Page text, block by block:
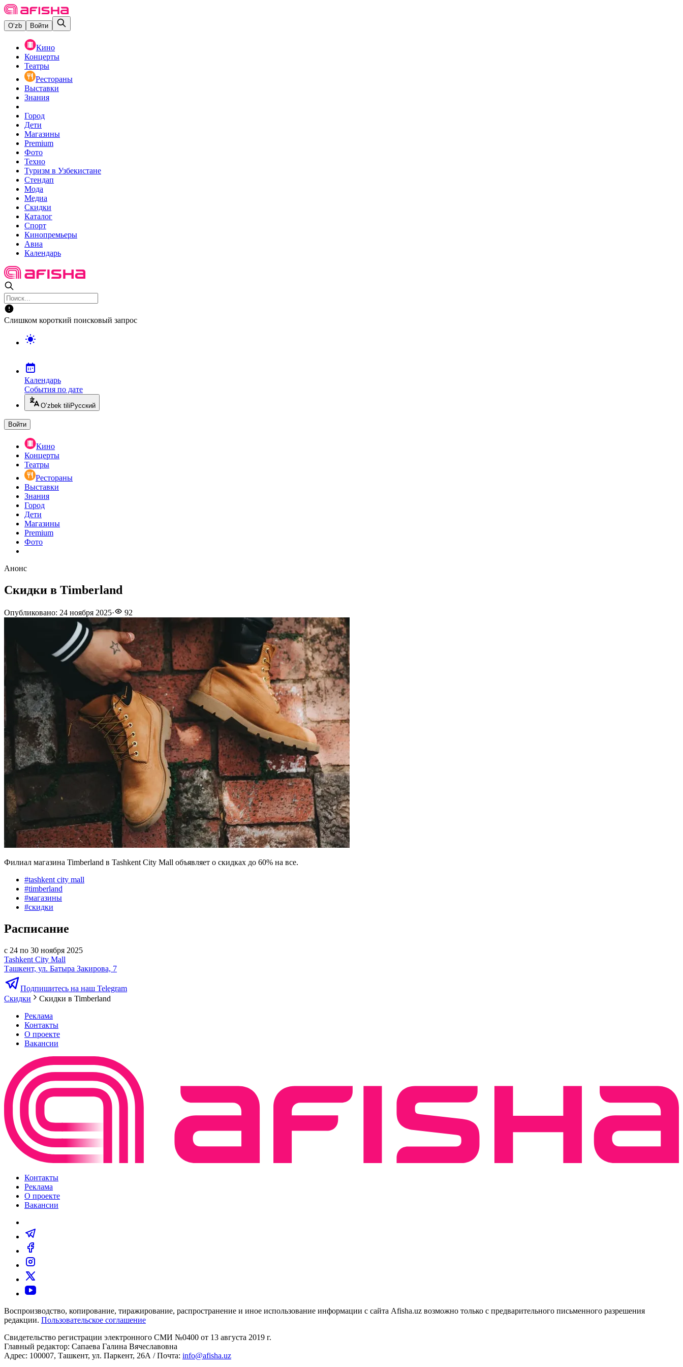
O‘zb Войти
Кино
Концерты
Театры
Рестораны
Выставки
Знания
Город
Дети
Магазины
Premium
Фото
Техно
Туризм в Узбекистане
Стендап
Мода
Медиа
Скидки
Каталог
Спорт
Кинопремьеры
Авиа
Календарь
Слишком короткий поисковый запрос
Календарь
События по дате
O’zbek tili Русский
Войти
Кино
Концерты
Театры
Рестораны
Выставки
Знания
Город
Дети
Магазины
Premium
Фото
Анонс
Скидки в Timberland
Опубликовано: 24 ноября 2025· 92
Филиал магазина Timberland в Tashkent City Mall объявляет о скидках до 60% на все.
#tashkent city mall
#timberland
#магазины
#скидки
Расписание
с 24 по 30 ноября 2025
Tashkent City Mall
Ташкент, ул. Батыра Закирова, 7
Подпишитесь на наш Telegram
Скидки
Скидки в Timberland
Реклама
Контакты
О проекте
Вакансии
Контакты
Реклама
О проекте
Вакансии
Воспроизводство, копирование, тиражирование, распространение и иное использование информации с сайта Afisha.uz возможно только с предварительного письменного разрешения
редакции. Пользовательское соглашение
Свидетельство регистрации электронного СМИ №0400 от 13 августа 2019 г.
Главный редактор: Сапаева Галина Вячеславовна
Адрес: 100007, Ташкент, ул. Паркент, 26А / Почта: info@afisha.uz